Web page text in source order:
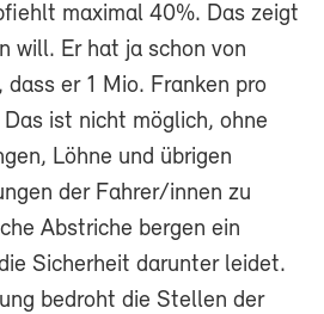
maximal 40%. Das zeigt
will. Er hat ja schon von
dass er 1 Mio. Franken pro
ist nicht möglich, ohne
Löhne und übrigen
der Fahrer/innen zu
Abstriche bergen ein
Sicherheit darunter leidet.
bedroht die Stellen der